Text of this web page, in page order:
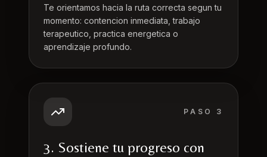
Te orientamos hacia la ruta correcta segun tu
momento: contencion inmediata, trabajo
terapeutico, practica energetica o
aprendizaje profundo.
PASO 3
3. Sostiene tu progreso con